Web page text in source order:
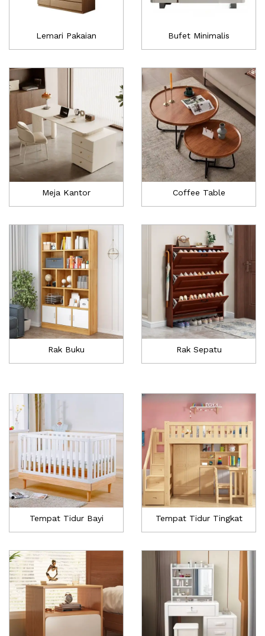
Lemari Pakaian Bufet Minimalis
Meja Kantor Coffee Table
Rak Buku Rak Sepatu
Tempat Tidur Bayi Tempat Tidur Tingkat